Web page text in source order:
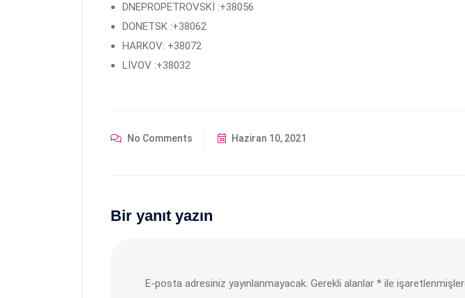
DNEPROPETROVSKİ :+38056
DONETSK :+38062
HARKOV: +38072
LİVOV :+38032
No Comments Haziran 10, 2021
Bir yanıt yazın
E-posta adresiniz yayınlanmayacak. Gerekli alanlar * ile